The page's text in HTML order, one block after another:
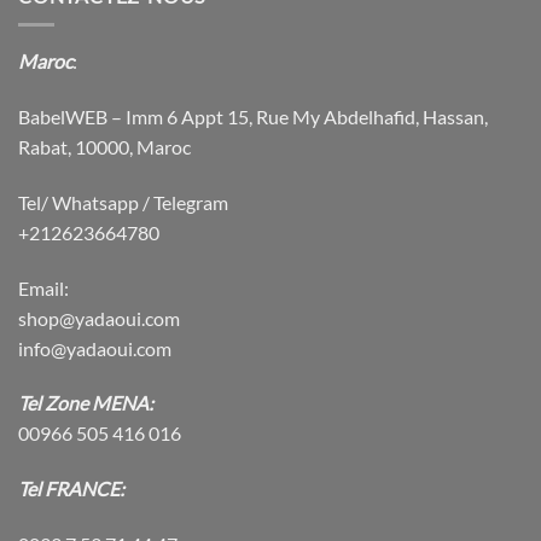
$94.11.
Maroc:
BabelWEB – Imm 6 Appt 15, Rue My Abdelhafid, Hassan,
Rabat, 10000, Maroc
Tel/ Whatsapp / Telegram
+212623664780
Email:
shop@yadaoui.com
info@yadaoui.com
Tel Zone MENA:
00966 505 416 016
Tel FRANCE: